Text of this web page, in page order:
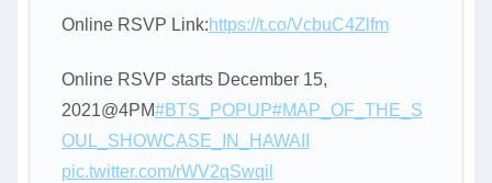
Online RSVP Link:https://t.co/VcbuC4Zlfm
Online RSVP starts December 15,
2021@4PM#BTS_POPUP#MAP_OF_THE_S
OUL_SHOWCASE_IN_HAWAII
pic.twitter.com/rWV2qSwqil